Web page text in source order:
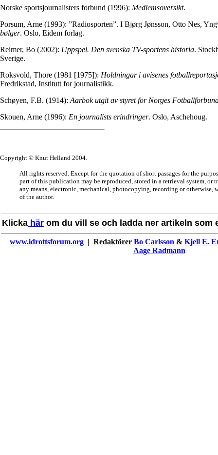
Norske sportsjournalisters forbund (1996): Medlemsoversikt.
Porsum, Arne (1993): ”Radiosporten”. I Bjørg Jønsson, Otto Nes,
bølger. Oslo, Eidem forlag.
Reimer, Bo (2002): Uppspel. Den svenska TV-sportens historia.
Sverige.
Roksvold, Thore (1981 [1975]): Holdningar i avisenes
Fredrikstad, Institutt for journalistikk.
Schøyen, F.B. (1914): Aarbok utgit av styret for Norges
Skouen, Arne (1996): En journalists erindringer. Oslo, Aschehoug.
Copyright © Knut Helland 2004.
All rights reserved. Except for the quotation of short passages for the
part of this publication may be reproduced, stored in a retrieval system, or
any means, electronic, mechanical, photocopying, recording or otherwise,
of the author.
Klicka här om du vill se och ladda ner artikeln
www.idrottsforum.org| Redaktörer Bo Carlsson & Kjell E.
Aage Radmann